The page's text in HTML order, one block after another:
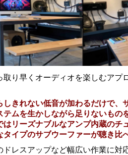
り早くオーディオを楽しむア
しきれない低音が加わるだけで
ムを生かしながら足りないも
リーズナブルなアンプ内蔵のチ
イプのサブウーファーが聴き比
レスアップなど幅広い作業に